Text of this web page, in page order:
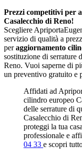
Prezzi competitivi per
Casalecchio di Reno!
Scegliere
servizio di qualità a
peraggiornamento
sostituzione di serrature
Reno. Vuoi saperne di
un preventivo gratuito e
Affidati ad
cilindro europeo
delle serrature di
Casalecchio di
proteggi la tua
professionale e
04 33 e scopri